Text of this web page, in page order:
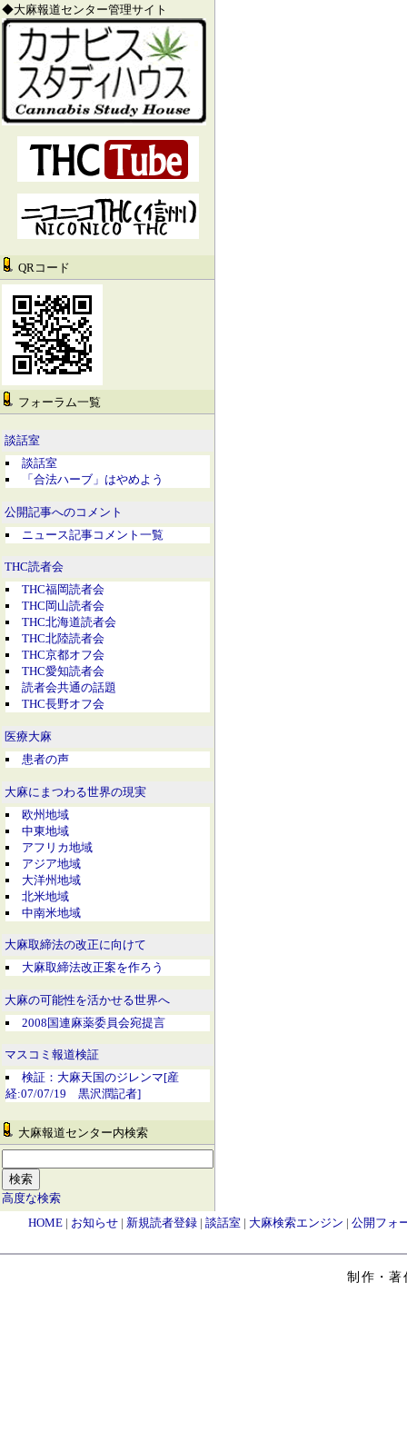
◆大麻報道センター管理サイト
QRコード
フォーラム一覧
談話室
談話室
「合法ハーブ」はやめよう
公開記事へのコメント
ニュース記事コメント一覧
THC読者会
THC福岡読者会
THC岡山読者会
THC北海道読者会
THC北陸読者会
THC京都オフ会
THC愛知読者会
読者会共通の話題
THC長野オフ会
医療大麻
患者の声
大麻にまつわる世界の現実
欧州地域
中東地域
アフリカ地域
アジア地域
大洋州地域
北米地域
中南米地域
大麻取締法の改正に向けて
大麻取締法改正案を作ろう
大麻の可能性を活かせる世界へ
2008国連麻薬委員会宛提言
マスコミ報道検証
検証：大麻天国のジレンマ[産
経:07/07/19 黒沢潤記者]
大麻報道センター内検索
高度な検索
HOME | お知らせ | 新規読者登録 | 談話室 | 大麻検索エンジン | 公開フォ
制作・